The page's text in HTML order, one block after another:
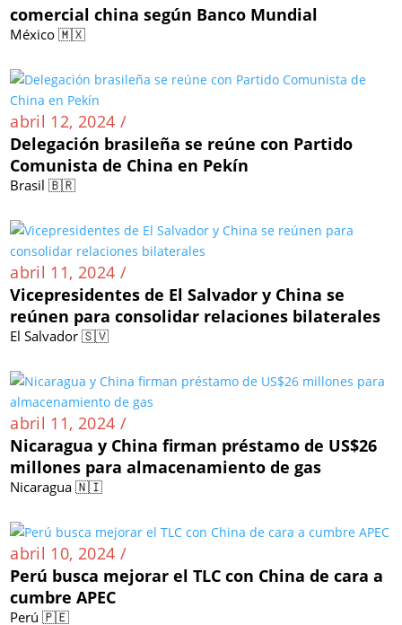
comercial china según Banco Mundial
México 🇲🇽
abril 12, 2024 /
Delegación brasileña se reúne con Partido
Comunista de China en Pekín
Brasil 🇧🇷
abril 11, 2024 /
Vicepresidentes de El Salvador y China se
reúnen para consolidar relaciones bilaterales
El Salvador 🇸🇻
abril 11, 2024 /
Nicaragua y China firman préstamo de US$26
millones para almacenamiento de gas
Nicaragua 🇳🇮
abril 10, 2024 /
Perú busca mejorar el TLC con China de cara a
cumbre APEC
Perú 🇵🇪